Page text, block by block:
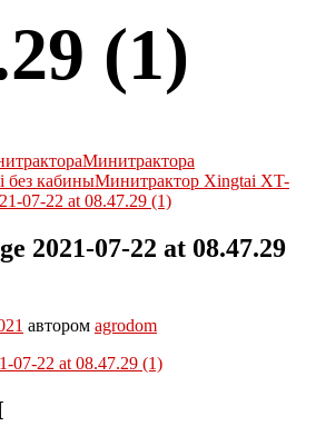
(1)
Минитрактора
без кабиныМинитрактор Xingtai XT-
07-22 at 08.47.29 (1)
2021-07-22 at 08.47.29
автором agrodom